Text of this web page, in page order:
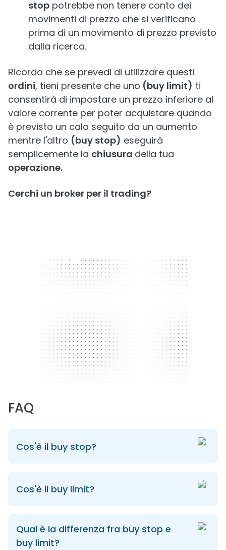
stop potrebbe non tenere conto dei
movimenti di prezzo che si verificano
prima di un movimento di prezzo previsto
dalla ricerca.
Ricorda che se prevedi di utilizzare questi
ordini, tieni presente che uno (buy limit) ti
consentirà di impostare un prezzo inferiore al
valore corrente per poter acquistare quando
è previsto un calo seguito da un aumento
mentre l'altro (buy stop) eseguirà
semplicemente la chiusura della tua
operazione.
Cerchi un broker per il trading?
300 x 250
FAQ
Cos'è il buy stop?
Cos'è il buy limit?
Qual è la differenza fra buy stop e
buy limit?